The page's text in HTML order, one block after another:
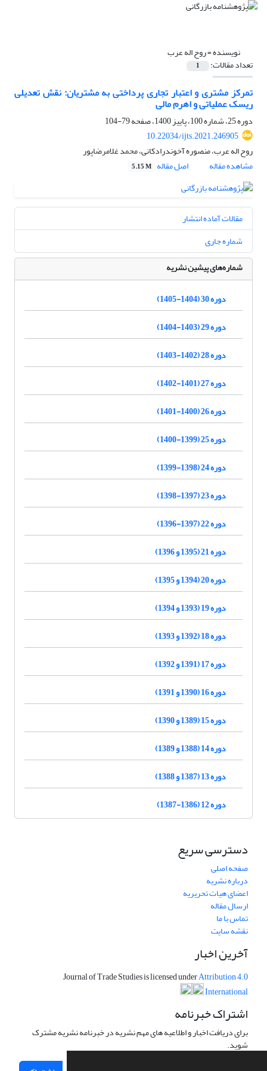
نویسنده =روح اله عرب
تعداد مقالات: 1
تمرکز مشتری و اعتبار تجاری پرداختی به مشتریان: نقش تعدیلی
ریسک عملیاتی و اهرم مالی
دوره 25، شماره 100، پاییز 1400، صفحه
79-104
10.22034/ijts.2021.246905
روح اله عرب، منصوره آخوندرادکانی، محمد غلامرضاپور
مشاهده مقاله
اصل مقاله 5.15 M
مقالات آماده انتشار
شماره جاری
شماره‌های پیشین نشریه
دوره 30 (1404-1405)
دوره 29 (1403-1404)
دوره 28 (1402-1403)
دوره 27 (1401-1402)
دوره 26 (1400-1401)
دوره 25 (1399-1400)
دوره 24 (1398-1399)
دوره 23 (1397-1398)
دوره 22 (1397-1396)
دوره 21 (1395 و 1396)
دوره 20 (1394 و 1395)
دوره 19 (1393 و 1394)
دوره 18 (1392 و 1393)
دوره 17 (1391 و 1392)
دوره 16 (1390 و 1391)
دوره 15 (1389 و 1390)
دوره 14 (1388 و 1389)
دوره 13 (1387 و 1388)
دوره 12 (1386-1387)
دسترسی سریع
صفحه اصلی
درباره نشریه
اعضای هیات تحریریه
ارسال مقاله
تماس با ما
نقشه سایت
آخرین اخبار
Journal of Trade Studies is licensed underAttribution 4.0
International
اشتراک خبرنامه
برای دریافت اخبار و اطلاعیه های مهم نشریه در خبرنامه نشریه مشترک
شوید.